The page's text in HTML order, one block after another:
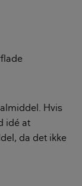
Hvis
idé at
da det ikke